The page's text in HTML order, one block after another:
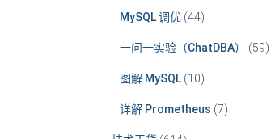
MySQL 调优(44)
一问一实验（ChatDBA） (59)
图解 MySQL(10)
详解 Prometheus (7)